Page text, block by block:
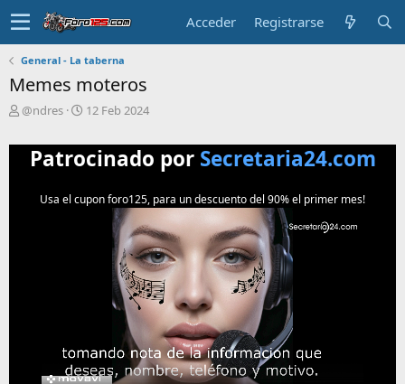
Acceder Registrarse
General - La taberna
Memes moteros
T
m
@ndres
F
c
h
e
12 Feb 2024
Patrocinado por Secretaria24.com
Usa el cupon foro125, para un descuento del 90% el primer mes!